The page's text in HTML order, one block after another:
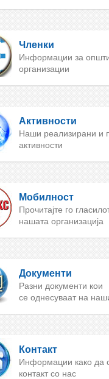
Членки
Информации за
организации
Активности
Наши реализирани и
активности
Мобилност
Прочитајте го
нашата организација
Документи
Разни документи кои
се однесуваат на
Контакт
Информации како да
контакт со нас